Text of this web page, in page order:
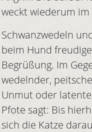
weckt wiederum im
Schwanzwedeln
beim Hund
Begrüßung. Im
wedelnder,
Unmut oder
Pfote sagt: Bis
sich die Katze